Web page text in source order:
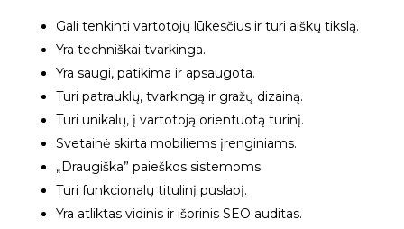
Gali tenkinti vartotojų lūkesčius ir turi aiškų tikslą.
Yra techniškai tvarkinga.
Yra saugi, patikima ir apsaugota.
Turi patrauklų, tvarkingą ir gražų dizainą.
Turi unikalų, į vartotoją orientuotą turinį.
Svetainė skirta mobiliems įrenginiams.
„Draugiška” paieškos sistemoms.
Turi funkcionalų titulinį puslapį.
Yra atliktas vidinis ir išorinis SEO auditas.